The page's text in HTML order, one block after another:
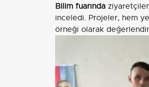
Bilim fuarında
inceledi. Projeler, hem
örneği olarak